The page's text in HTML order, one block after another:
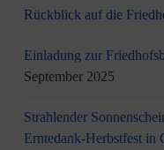
Rückblick auf die
Einladung zur
September 2025
Strahlender
Erntedank-Herbstfest in